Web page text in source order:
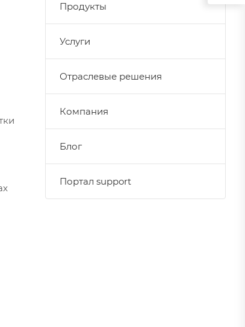
Продукты
Услуги
Отраслевые решения
Компания
Блог
Портал support